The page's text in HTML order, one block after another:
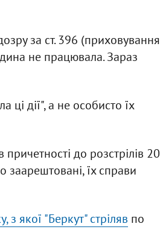
за ст. 396 (приховування
не працювала. Зараз
дії", а не особисто їх
до розстрілів 20
заарештовані, їх справи
з якої "Беркут" стріляв по